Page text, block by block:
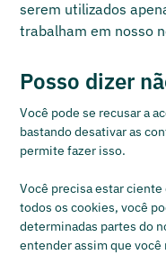
serem utilizados
trabalham em nosso
Posso dizer
Você pode se recusar a
bastando desativar as
permite fazer isso.
Você precisa estar
todos os cookies, você
determinadas partes do
entender assim que